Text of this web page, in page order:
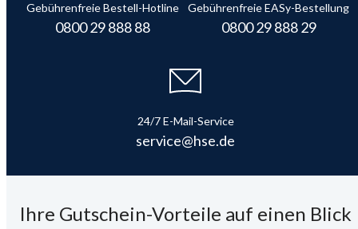
Gebührenfreie Bestell-Hotline
0800 29 888 88
Gebührenfreie EASy-Bestellung
0800 29 888 29
24/7 E-Mail-Service
service@hse.de
Ihre Gutschein-Vorteile auf einen Blick